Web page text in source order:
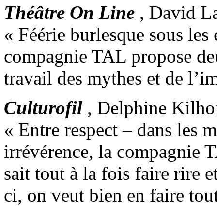
Théâtre On Line , David
« Féérie burlesque sous
compagnie TAL propose
travail des mythes et de
Culturofil , Delphine
« Entre respect – dans les
irrévérence, la compagnie
sait tout à la fois faire rire
ci, on veut bien en faire